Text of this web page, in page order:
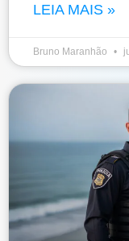
LEIA MAIS »
Bruno Maranhão